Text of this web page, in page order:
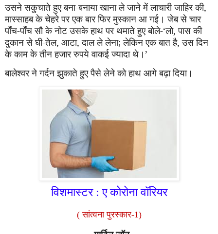
उसने सकुचाते हुए बना-बनाया खाना ले जाने में लाचारी जाहिर की,
मास्साहब के चेहरे पर एक बार फिर मुस्कान आ गई । जेब से चार
पाँच-पाँच सौ के नोट उसके हाथ पर थमाते हुए बोले-‘लो,पास की
दुकान से घी-तेल, आटा,दाल ले लेना; लेकिन एक बात है,उस दिन
के काम के तीन हजार रुपये वाकई ज्यादा थे।’
बालेश्वर ने गर्दन झुकाते हुए पैसे लेने को हाथ आगे बढ़ा दिया।
विशमास्टर : ए कोरोना वॉरियर
( सांत्वना पुरस्कार-1)